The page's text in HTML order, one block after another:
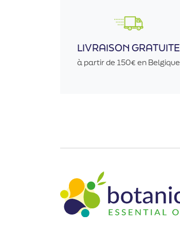
LIVRAISON GRATUITE
à partir de 150€ en Belgique